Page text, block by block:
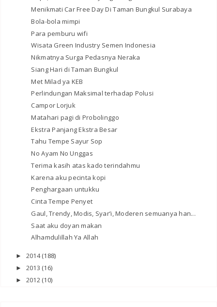
Menikmati Car Free Day Di Taman Bungkul Surabaya
Bola-bola mimpi
Para pemburu wifi
Wisata Green Industry Semen Indonesia
Nikmatnya Surga Pedasnya Neraka
Siang Hari di Taman Bungkul
Met Milad ya KEB
Perlindungan Maksimal terhadap Polusi
Campor Lorjuk
Matahari pagi di Probolinggo
Ekstra Panjang Ekstra Besar
Tahu Tempe Sayur Sop
No Ayam No Unggas
Terima kasih atas kado terindahmu
Karena aku pecinta kopi
Penghargaan untukku
Cinta Tempe Penyet
Gaul, Trendy, Modis, Syar’i, Moderen semuanya han...
Saat aku doyan makan
Alhamdulillah Ya Allah
► 2014(188)
► 2013 (16)
► 2012 (10)